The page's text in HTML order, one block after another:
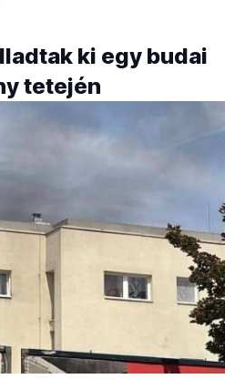
ki egy budai
tetején